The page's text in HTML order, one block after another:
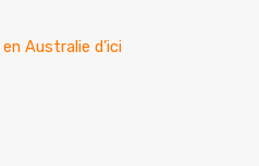
Australie d’ici